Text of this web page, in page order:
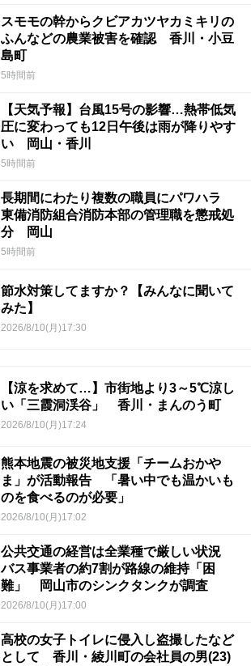
スモモの幹からクビアカツヤカミキリの
ふんなどの農業被害を確認 香川・小豆
島町
5時間前
【天気予報】台風15号の影響…熱帯低気
圧に変わっても12日午後は雨が降りやす
い 岡山・香川
5時間前
長期間にわたり複数の職員にパワハラ
東備消防組合消防本部の管理職を懲戒処
分 岡山
5時間前
節水対策してますか？【みんなに聞いて
みた】
2026/8/10(月)17:30
【涼を求めて…】市街地より3～5℃涼し
い「三霞洞渓谷」 香川・まんのう町
2026/8/10(月)17:24
熊本地震の被災地支援「チームおかや
ま」が活動報告 「暑い中でも温かいも
のを食べるのが必要」
2026/8/10(月)17:02
公共交通の経営は全業種で厳しい状況
バス事業者の約7割が路線の維持「困
難」 岡山市のシンクタンクが調査
2026/8/10(月)17:00
高校の女子トイレに侵入し盗撮したなど
として 香川・綾川町の会社員の男(23)